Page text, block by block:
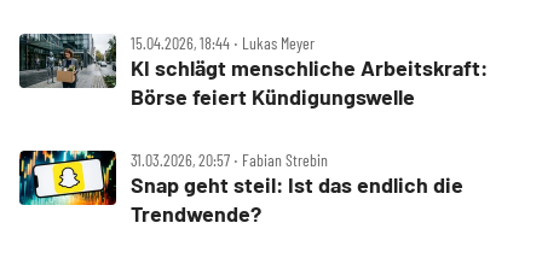
15.04.2026, 18:44 ‧ Lukas Meyer
KI schlägt menschliche Arbeitskraft:
Börse feiert Kündigungswelle
31.03.2026, 20:57 ‧ Fabian Strebin
Snap geht steil: Ist das endlich die
Trendwende?